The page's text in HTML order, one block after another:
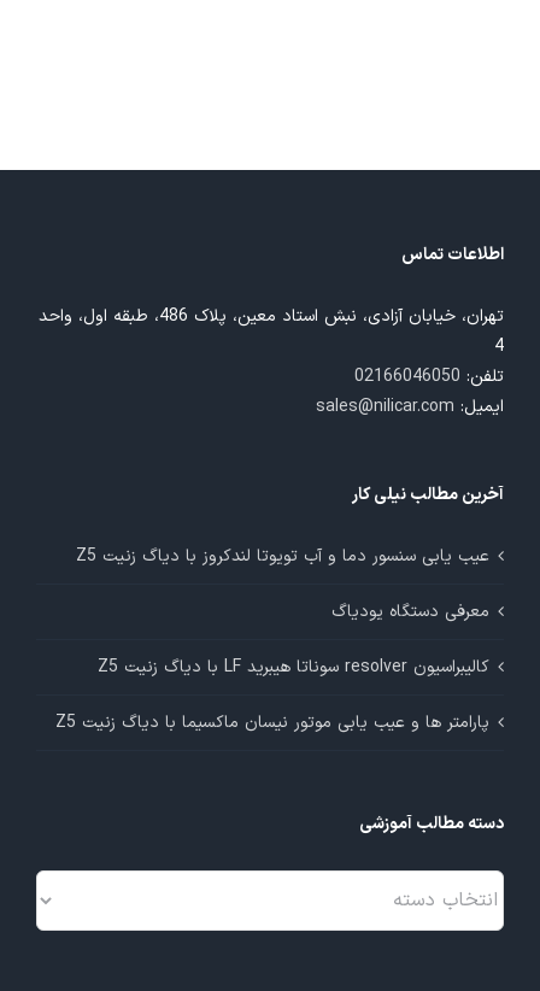
اطلاعات تماس
تهران، خیابان آزادی، نبش استاد معین، پلاک 486، طبقه اول، واحد
4
تلفن: 02166046050
ایمیل: sales@nilicar.com
آخرین مطالب نیلی کار
عیب یابی سنسور دما و آب تویوتا لندکروز با دیاگ زنیت Z5
معرفی دستگاه یودیاگ
کالیبراسیون resolver سوناتا هیبرید LF با دیاگ زنیت Z5
پارامتر ها و عیب یابی موتور نیسان ماکسیما با دیاگ زنیت Z5
دسته مطالب آموزشی
دسته